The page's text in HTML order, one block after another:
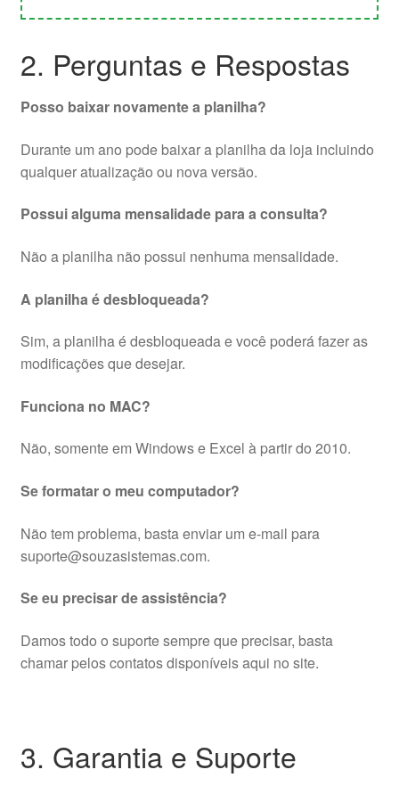
2. Perguntas e Respostas
Posso baixar novamente a planilha?
Durante um ano pode baixar a planilha da loja incluindo
qualquer atualização ou nova versão.
Possui alguma mensalidade para a consulta?
Não a planilha não possui nenhuma mensalidade.
A planilha é desbloqueada?
Sim, a planilha é desbloqueada e você poderá fazer as
modificações que desejar.
Funciona no MAC?
Não, somente em Windows e Excel à partir do 2010.
Se formatar o meu computador?
Não tem problema, basta enviar um e-mail para
suporte@souzasistemas.com.
Se eu precisar de assistência?
Damos todo o suporte sempre que precisar, basta
chamar pelos contatos disponíveis aqui no site.
3. Garantia e Suporte